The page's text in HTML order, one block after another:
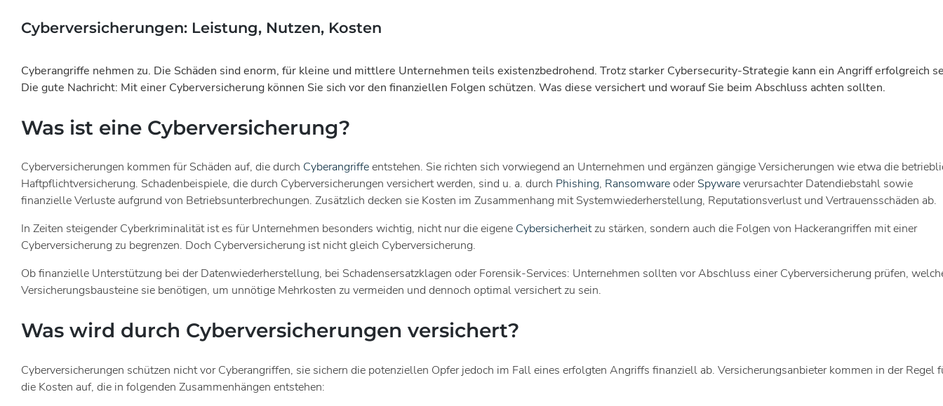
Cyberversicherungen: Leistung, Nutzen, Kosten
Cyberangriffe nehmen zu. Die Schäden sind enorm, für kleine und mittlere Unternehmen teils existenzbedrohend. Trotz starker Cybersecurity-Strategie kann ein Angriff erfolgreich
Die gute Nachricht: Mit einer Cyberversicherung können Sie sich vor den finanziellen Folgen schützen. Was diese versichert und worauf Sie beim Abschluss achten sollten.
Was ist eine Cyberversicherung?
Cyberversicherungen kommen für Schäden auf, die durch Cyberangriffeentstehen. Sie richten sich vorwiegend an Unternehmen und ergänzen gängige Versicherungen wie etwa die
Haftpflichtversicherung. Schadenbeispiele, die durch Cyberversicherungen versichert werden, sind u. a. durch Phishing, RansomwareoderSpywareverursachter Datendiebstahl sowie
finanzielle Verluste aufgrund von Betriebsunterbrechungen. Zusätzlich decken sie Kosten im Zusammenhang mit Systemwiederherstellung, Reputationsverlust und Vertrauensschäden ab.
In Zeiten steigender Cyberkriminalität ist es für Unternehmen besonders wichtig, nicht nur die eigene Cybersicherheitzu stärken, sondern auch die Folgen von Hackerangriffen mit einer
Cyberversicherung zu begrenzen. Doch Cyberversicherung ist nicht gleich Cyberversicherung.
Ob finanzielle Unterstützung bei der Datenwiederherstellung, bei Schadensersatzklagen oder Forensik-Services: Unternehmen sollten vor Abschluss einer Cyberversicherung prüfen,
Versicherungsbausteine sie benötigen, um unnötige Mehrkosten zu vermeiden und dennoch optimal versichert zu sein.
Was wird durch Cyberversicherungen versichert?
Cyberversicherungen schützen nicht vor Cyberangriffen, sie sichern die potenziellen Opfer jedoch im Fall eines erfolgten Angriffs finanziell ab. Versicherungsanbieter kommen in der Regel
die Kosten auf, die in folgenden Zusammenhängen entstehen: